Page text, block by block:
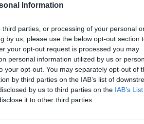
Information
parties, or processing of your personal
by us, please use the below opt-out section
your opt-out request is processed you may
personal information utilized by us or
your opt-out. You may separately opt-out of
by third parties on the IAB’s list of
by us to third parties on the IAB’s
it to other third parties.
στο
της διαδρομής.
Μου αρέσει να
κι εγώ».
την αποθέωσε